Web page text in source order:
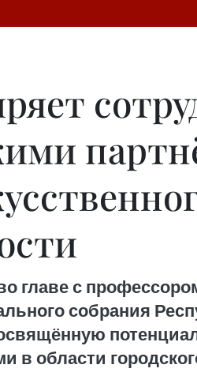
главе с
собрания
области